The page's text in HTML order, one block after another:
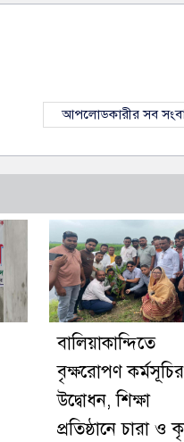
আপলোডকারীর সব
বালিয়াকান্দিতে
বৃক্ষরোপণ কর্মসূচির
উদ্বোধন, শিক্ষা
প্রতিষ্ঠানে চারা ও